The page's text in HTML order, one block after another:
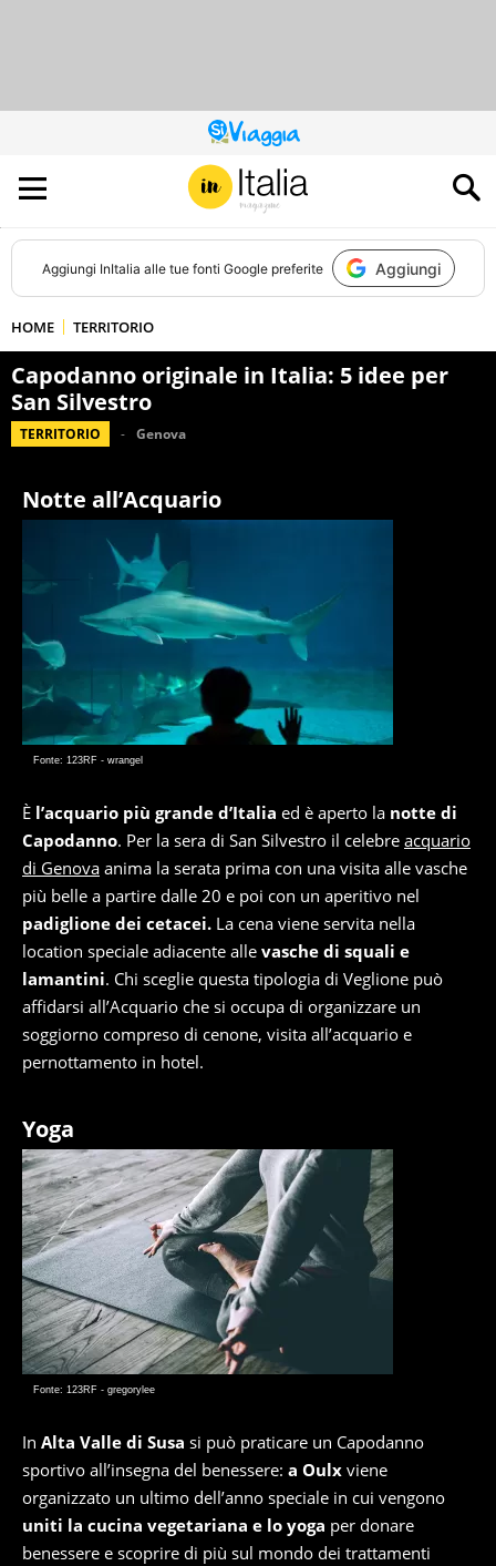
QUESTO
SITO
CONTRIBUISCE
ALL’AUDIENCE
DI
Aggiungi InItalia alle tue fonti Google preferite Aggiungi
HOME TERRITORIO
Capodanno originale in Italia: 5 idee per
San Silvestro
TERRITORIO Genova
Notte all’Acquario
Fonte: 123RF - wrangel
È l’acquario più grande d’Italia ed è aperto la notte di
Capodanno. Per la sera di San Silvestro il celebre acquario
di Genova anima la serata prima con una visita alle vasche
più belle a partire dalle 20 e poi con un aperitivo nel
padiglione dei cetacei. La cena viene servita nella
location speciale adiacente alle vasche di squali e
lamantini. Chi sceglie questa tipologia di Veglione può
affidarsi all’Acquario che si occupa di organizzare un
soggiorno compreso di cenone, visita all’acquario e
pernottamento in hotel.
Yoga
Fonte: 123RF - gregorylee
In Alta Valle di Susa si può praticare un Capodanno
sportivo all’insegna del benessere: a Oulx viene
organizzato un ultimo dell’anno speciale in cui vengono
uniti la cucina vegetariana e lo yoga per donare
benessere e scoprire di più sul mondo dei trattamenti